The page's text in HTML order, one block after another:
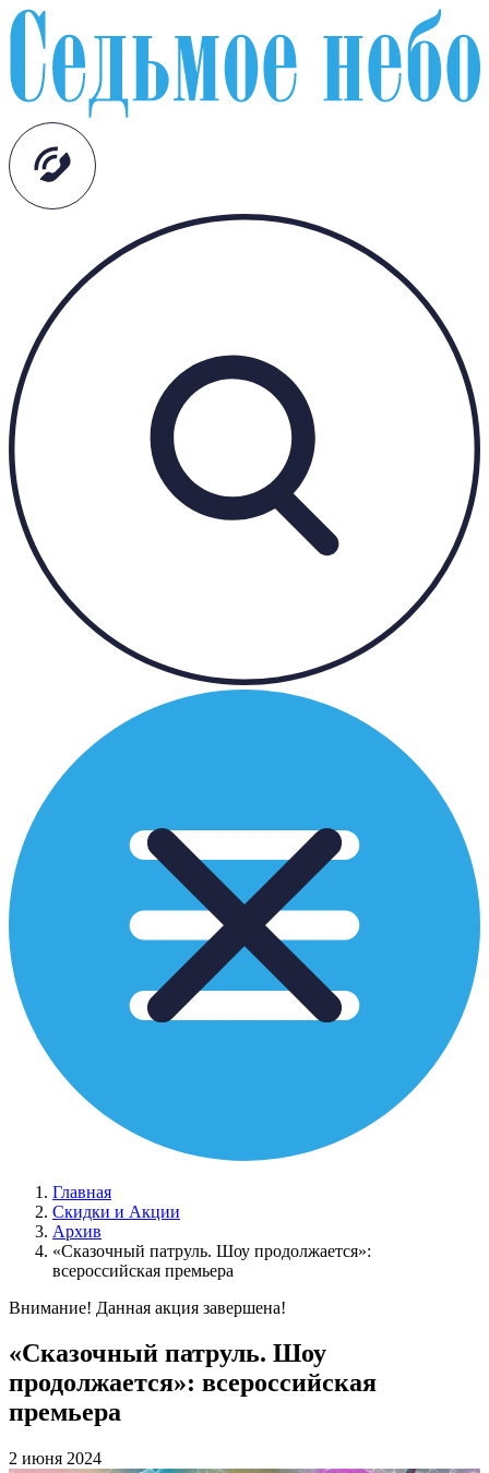
Главная
Скидки и Акции
Архив
«Сказочный патруль. Шоу продолжается»:
всероссийская премьера
Внимание! Данная акция завершена!
«Сказочный патруль. Шоу
продолжается»: всероссийская
премьера
2 июня 2024